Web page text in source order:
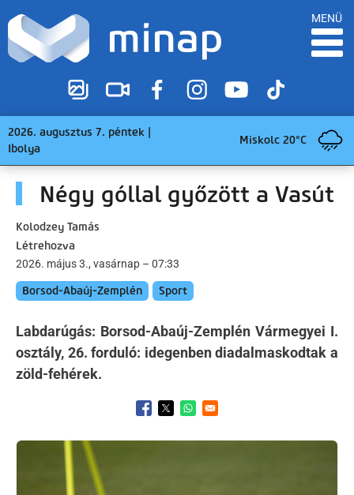
MENÜ
2026. augusztus 7. péntek |
Ibolya
Miskolc 20°C
Négy góllal győzött a Vasút
Kolodzey Tamás
Létrehozva
2026. május 3., vasárnap – 07:33
Borsod-Abaúj-Zemplén Sport
Labdarúgás: Borsod-Abaúj-Zemplén Vármegyei I.
osztály, 26. forduló: idegenben diadalmaskodtak a
zöld-fehérek.
Opens in a new window
Opens in a new window
Opens in a new window
Kép